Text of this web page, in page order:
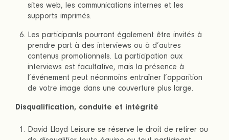
sites web, les communications internes et les
supports imprimés.
Les participants pourront également être invités à
prendre part à des interviews ou à d’autres
contenus promotionnels. La participation aux
interviews est facultative, mais la présence à
l’événement peut néanmoins entraîner l’apparition
de votre image dans une couverture plus large.
Disqualification, conduite et intégrité
David Lloyd Leisure se réserve le droit de retirer ou